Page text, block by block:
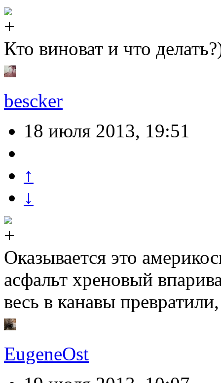
Кто виноват и что
bescker
18 июля 2013, 19:51
↑
↓
Оказывается это
асфальт хреновый
весь в канавы
EugeneOst